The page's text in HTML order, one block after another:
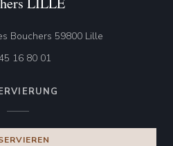
Bouchers 59800 Lille
16 80 01